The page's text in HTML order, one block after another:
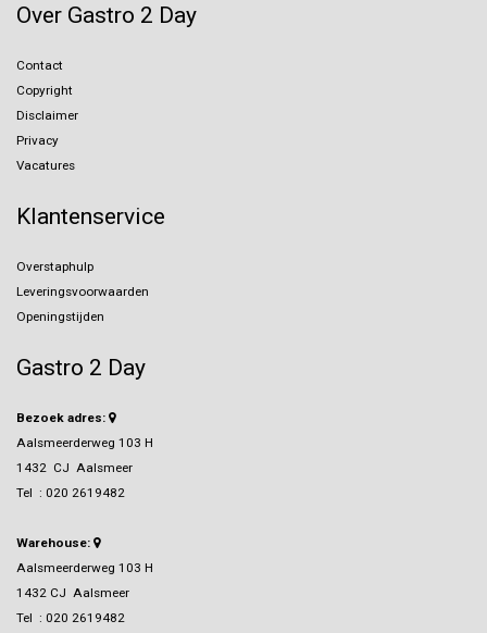
Over Gastro 2 Day
Contact
Copyright
Disclaimer
Privacy
Vacatures
Klantenservice
Overstaphulp
Leveringsvoorwaarden
Openingstijden
Gastro 2 Day
Bezoek adres:
Aalsmeerderweg 103 H
1432 CJ Aalsmeer
Tel : 020 2619482
Warehouse:
Aalsmeerderweg 103 H
1432 CJ Aalsmeer
Tel : 020 2619482